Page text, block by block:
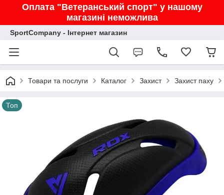
Оплата "Ветеранський спорт" у нашому
магазині неможлива
SportCompany - Інтернет магазин
Товари та послуги Каталог Захист Захист паху
Топ